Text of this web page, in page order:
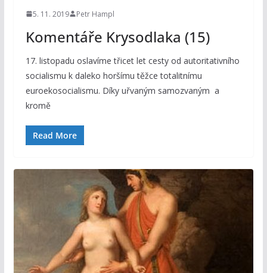
5. 11. 2019 Petr Hampl
Komentáře Krysodlaka (15)
17. listopadu oslavíme třicet let cesty od autoritativního
socialismu k daleko horšímu těžce totalitnímu
euroekosocialismu. Díky uřvaným samozvaným a
kromě
Read More